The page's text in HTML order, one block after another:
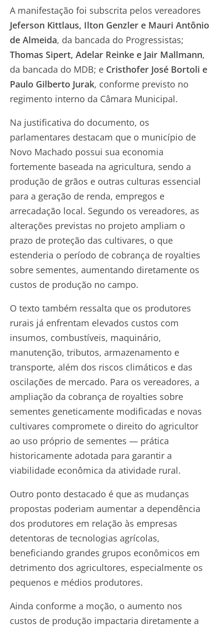
A manifestação foi subscrita pelos vereadores
Jeferson Kittlaus, Ilton Genzler e Mauri Antônio
de Almeida, da bancada do Progressistas;
Thomas Sipert, Adelar Reinke e Jair Mallmann,
da bancada do MDB; e Cristhofer José Bortoli e
Paulo Gilberto Jurak, conforme previsto no
regimento interno da Câmara Municipal.
Na justificativa do documento, os
parlamentares destacam que o município de
Novo Machado possui sua economia
fortemente baseada na agricultura, sendo a
produção de grãos e outras culturas essencial
para a geração de renda, empregos e
arrecadação local. Segundo os vereadores, as
alterações previstas no projeto ampliam o
prazo de proteção das cultivares, o que
estenderia o período de cobrança de royalties
sobre sementes, aumentando diretamente os
custos de produção no campo.
O texto também ressalta que os produtores
rurais já enfrentam elevados custos com
insumos, combustíveis, maquinário,
manutenção, tributos, armazenamento e
transporte, além dos riscos climáticos e das
oscilações de mercado. Para os vereadores, a
ampliação da cobrança de royalties sobre
sementes geneticamente modificadas e novas
cultivares compromete o direito do agricultor
ao uso próprio de sementes — prática
historicamente adotada para garantir a
viabilidade econômica da atividade rural.
Outro ponto destacado é que as mudanças
propostas poderiam aumentar a dependência
dos produtores em relação às empresas
detentoras de tecnologias agrícolas,
beneficiando grandes grupos econômicos em
detrimento dos agricultores, especialmente os
pequenos e médios produtores.
Ainda conforme a moção, o aumento nos
custos de produção impactaria diretamente a